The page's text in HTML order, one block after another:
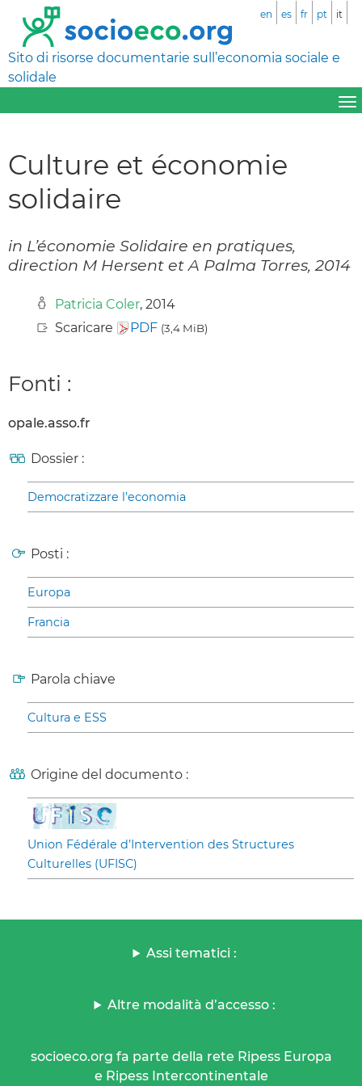
Sito di risorse documentarie sull’economia sociale e
solidale
en es fr pt it
Culture et économie
solidaire
in L’économie Solidaire en pratiques,
direction M Hersent et A Palma Torres, 2014
Patricia Coler, 2014
Scaricare
PDF (3,4 MiB)
Fonti :
opale.asso.fr
Dossier :
Democratizzare l’economia
Posti :
Europa
Francia
Parola chiave
Cultura e ESS
Origine del documento :
Union Fédérale d’Intervention des Structures
Culturelles (UFISC)
Assi tematici :
Altre modalità d’accesso :
socioeco.org fa parte della rete Ripess Europa
e Ripess Intercontinentale